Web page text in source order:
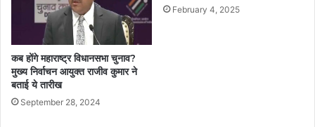
कब होंगे महाराष्ट्र विधानसभा चुनाव?
मुख्य निर्वाचन आयुक्त राजीव कुमार ने
बताई ये तारीख
September 28, 2024
February 4, 2025